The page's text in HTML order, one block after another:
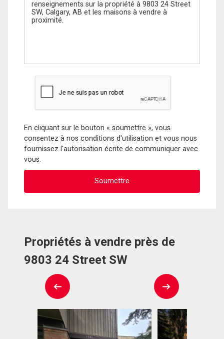
En cliquant sur le bouton « soumettre », vous
consentez à nos conditions d'utilisation et vous nous
fournissez l'autorisation écrite de communiquer avec
vous.
Propriétés à vendre près de
9803 24 Street SW